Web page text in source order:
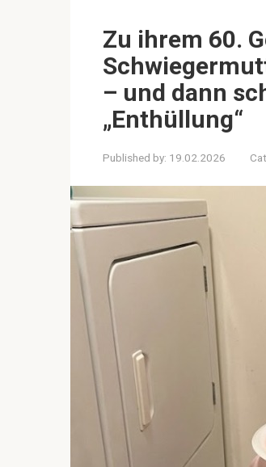
Zu ihrem 60.
– und dann
„Enthüllung“
Published by: 19.02.2026